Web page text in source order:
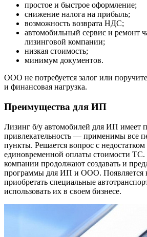
простое и быстрое оформление;
снижение налога на прибыль;
возможность возврата НДС;
автомобильный сервис и ремонт
лизинговой компании;
низкая стоимость;
минимум документов.
ООО не потребуется залог или
и финансовая нагрузка.
Преимущества для ИП
Лизинг б/у автомобилей для ИП имеет
привлекательность — применимы все
пункты. Решается вопрос с недостатком
единовременной оплаты стоимости
компании продолжают создавать и
программы для ИП и ООО. Появляется
приобретать специальные
использовать их в своем бизнесе.